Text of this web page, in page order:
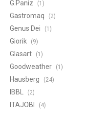
G.Paniz (1)
Gastromaq (2)
Genus Dei (1)
Giorik (9)
Glasart (1)
Goodweather (1)
Hausberg (24)
IBBL (2)
ITAJOBI (4)